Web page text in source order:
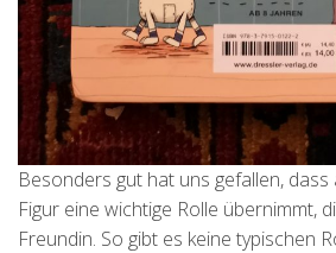
Besonders gut hat uns gefallen,
Figur eine wichtige Rolle übernimmt,
Freundin. So gibt es keine typischen